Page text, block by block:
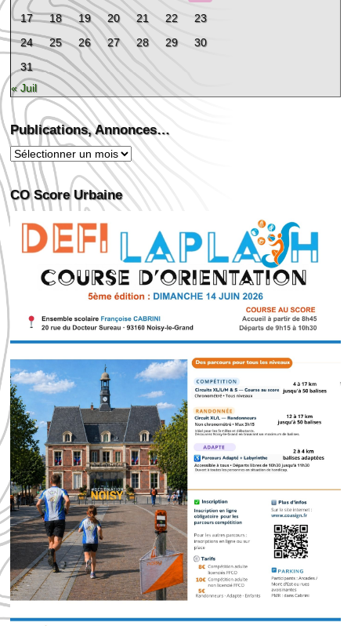
17
18 19 20 21 22
23
24
25 26 27 28 29
30
31
« Juil
Publications, Annonces…
Publications,
Annonces…
CO Score Urbaine